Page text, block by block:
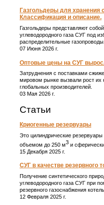
Газгольдеры для хранения
Классификация и описание.
Газгольдеры представляют
углеводородного газа СУГ под
распределительные газопроводы.
07 Июня 2026 г.
Оптовые цены на СУГ
Затруднения с поставками
мировом рынке вызвали рост их
глобальных производителей.
03 Мая 2026 г.
Статьи
Криогенные резервуары
Это цилиндрические
объемом до 250 м3 и
15 Декабря 2025 г.
СУГ в качестве резервного
Получение синтетического
углеводородного газа СУГ при
резервного газоснабжения
12 Февраля 2025 г.